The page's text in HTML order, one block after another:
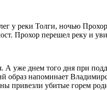
реки Толги, ночью Прохор
Прохор перешел реку и
уже днем того дня при
напоминает
привезли убитые горем